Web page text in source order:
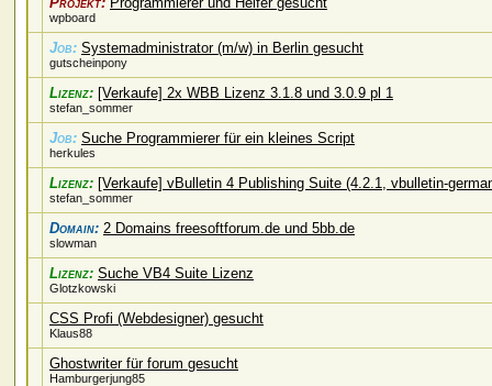
wpboard
Job: Systemadministrator (m/w) in Berlin gesucht
gutscheinpony
Lizenz: [Verkaufe] 2x WBB Lizenz 3.1.8 und 3.0.9 pl 1
stefan_sommer
Job: Suche Programmierer für ein kleines Script
herkules
Lizenz: [Verkaufe] vBulletin 4 Publishing Suite (4.2.1, vbulletin-
stefan_sommer
Domain: 2 Domains freesoftforum.de und 5bb.de
slowman
Lizenz: Suche VB4 Suite Lizenz
Glotzkowski
CSS Profi (Webdesigner) gesucht
Klaus88
Ghostwriter für forum gesucht
Hamburgerjung85